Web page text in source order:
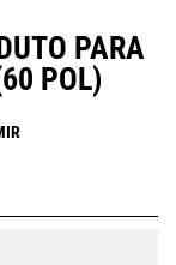
PARA
POL)